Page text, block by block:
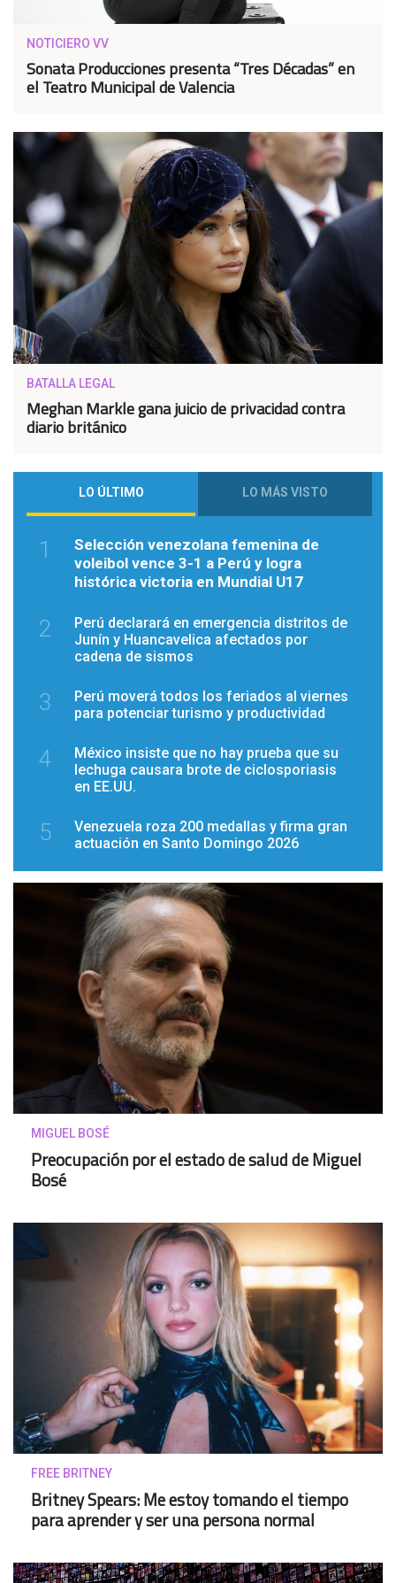
NOTICIERO VV
Sonata Producciones presenta “Tres Décadas” en
el Teatro Municipal de Valencia
BATALLA LEGAL
Meghan Markle gana juicio de privacidad contra
diario británico
LO ÚLTIMO LO MÁS VISTO
1
Selección venezolana femenina de
voleibol vence 3-1 a Perú y logra
histórica victoria en Mundial U17
2
Perú declarará en emergencia distritos de
Junín y Huancavelica afectados por
cadena de sismos
3
Perú moverá todos los feriados al viernes
para potenciar turismo y productividad
4
México insiste que no hay prueba que su
lechuga causara brote de ciclosporiasis
en EE.UU.
5
Venezuela roza 200 medallas y firma gran
actuación en Santo Domingo 2026
MIGUEL BOSÉ
Preocupación por el estado de salud de Miguel
Bosé
FREE BRITNEY
Britney Spears: Me estoy tomando el tiempo
para aprender y ser una persona normal